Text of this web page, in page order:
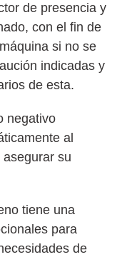
de presencia y
con el fin de
si no se
indicadas y
de esta.
negativo
al
su
tiene una
para
de